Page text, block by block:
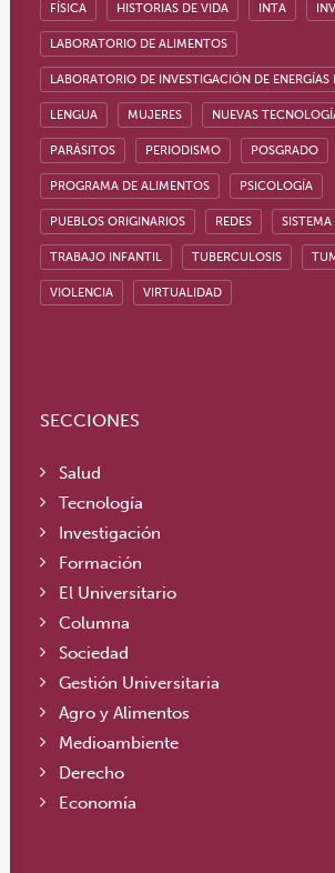
FÍSICA HISTORIAS DE VIDA INTA
LABORATORIO DE ALIMENTOS
LABORATORIO DE INVESTIGACIÓN DE ENERGÍAS
LENGUA MUJERES NUEVAS
PARÁSITOS PERIODISMO POSGRADO
PROGRAMA DE ALIMENTOS PSICOLOGÍA
PUEBLOS ORIGINARIOS REDES
TRABAJO INFANTIL TUBERCULOSIS
VIOLENCIA VIRTUALIDAD
SECCIONES
Salud
Tecnología
Investigación
Formación
El Universitario
Columna
Sociedad
Gestión Universitaria
Agro y Alimentos
Medioambiente
Derecho
Economía